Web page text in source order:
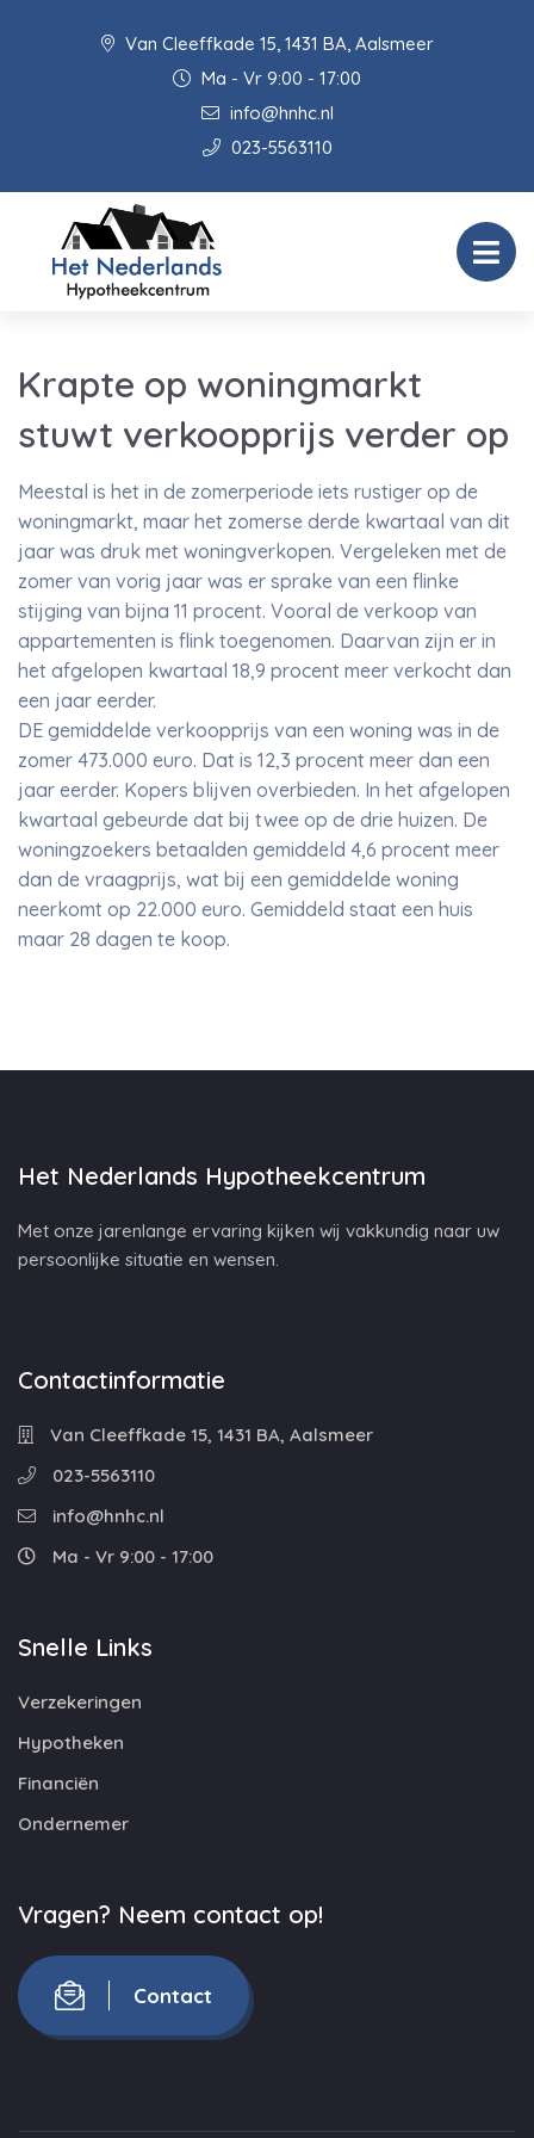
Van Cleeffkade 15, 1431 BA, Aalsmeer
Ma - Vr 9:00 - 17:00
info@hnhc.nl
023-5563110
Krapte op woningmarkt
stuwt verkoopprijs verder op
Meestal is het in de zomerperiode iets rustiger op de
woningmarkt, maar het zomerse derde kwartaal van dit
jaar was druk met woningverkopen. Vergeleken met de
zomer van vorig jaar was er sprake van een flinke
stijging van bijna 11 procent. Vooral de verkoop van
appartementen is flink toegenomen. Daarvan zijn er in
het afgelopen kwartaal 18,9 procent meer verkocht dan
een jaar eerder.
DE gemiddelde verkoopprijs van een woning was in de
zomer 473.000 euro. Dat is 12,3 procent meer dan een
jaar eerder. Kopers blijven overbieden. In het afgelopen
kwartaal gebeurde dat bij twee op de drie huizen. De
woningzoekers betaalden gemiddeld 4,6 procent meer
dan de vraagprijs, wat bij een gemiddelde woning
neerkomt op 22.000 euro. Gemiddeld staat een huis
maar 28 dagen te koop.
Het Nederlands Hypotheekcentrum
Met onze jarenlange ervaring kijken wij vakkundig naar uw
persoonlijke situatie en wensen.
Contactinformatie
Van Cleeffkade 15, 1431 BA, Aalsmeer
023-5563110
info@hnhc.nl
Ma - Vr 9:00 - 17:00
Snelle Links
Verzekeringen
Hypotheken
Financiën
Ondernemer
Vragen? Neem contact op!
Contact